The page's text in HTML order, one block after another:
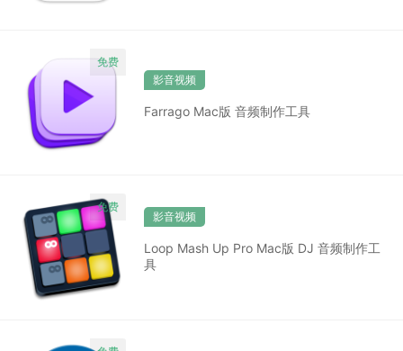
影音视频
Farrago Mac版 音频制作工具
影音视频
Loop Mash Up Pro Mac版 DJ 音频制作工
具